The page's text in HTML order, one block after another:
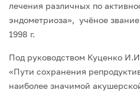
лечения различных по
эндометриоза», учёное
1998 г.
Под руководством Куценко
«Пути сохранения
наиболее значимой